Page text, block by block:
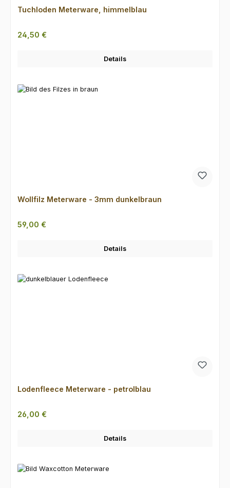
Tuchloden Meterware, himmelblau
Regulärer Preis:
24,50 €
Details
Wollfilz Meterware - 3mm dunkelbraun
Regulärer Preis:
59,00 €
Details
Lodenfleece Meterware - petrolblau
Regulärer Preis:
26,00 €
Details